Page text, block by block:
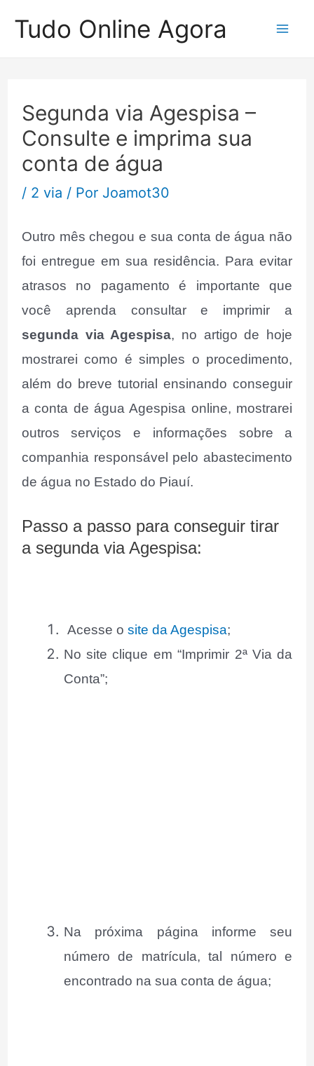
paraTudo Online Agora
Segunda via Agespisa –
Consulte e imprima sua
conta de água
/ 2 via / Por Joamot30
Outro mês chegou e sua conta de água não
foi entregue em sua residência. Para evitar
atrasos no pagamento é importante que
você aprenda consultar e imprimir a
segunda via Agespisa, no artigo de hoje
mostrarei como é simples o procedimento,
além do breve tutorial ensinando conseguir
a conta de água Agespisa online, mostrarei
outros serviços e informações sobre a
companhia responsável pelo abastecimento
de água no Estado do Piauí.
Passo a passo para conseguir tirar
a segunda via Agespisa:
Acesse o site da Agespisa;
No site clique em “Imprimir 2ª Via da
Conta”;
Na próxima página informe seu
número de matrícula, tal número e
encontrado na sua conta de água;